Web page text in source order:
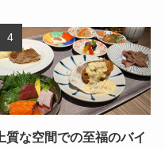
上質な空間での至福のバイ